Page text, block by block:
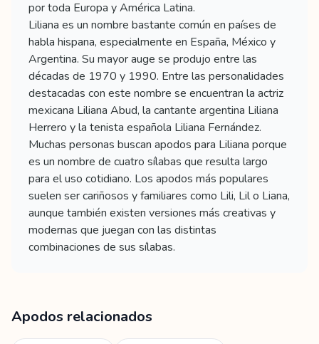
por toda Europa y América Latina.
Liliana es un nombre bastante común en países de
habla hispana, especialmente en España, México y
Argentina. Su mayor auge se produjo entre las
décadas de 1970 y 1990. Entre las personalidades
destacadas con este nombre se encuentran la actriz
mexicana Liliana Abud, la cantante argentina Liliana
Herrero y la tenista española Liliana Fernández.
Muchas personas buscan apodos para Liliana porque
es un nombre de cuatro sílabas que resulta largo
para el uso cotidiano. Los apodos más populares
suelen ser cariñosos y familiares como Lili, Lil o Liana,
aunque también existen versiones más creativas y
modernas que juegan con las distintas
combinaciones de sus sílabas.
Apodos relacionados